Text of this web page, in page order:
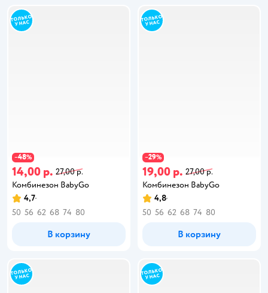
−48%
14,00 р. 27,00 р.
Комбинезон BabyGo
4,7
50 56 62 68 74 80
В корзину
−29%
19,00 р. 27,00 р.
Комбинезон BabyGo
4,8
50 56 62 68 74 80
В корзину